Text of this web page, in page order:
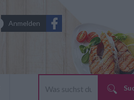
Anmelden